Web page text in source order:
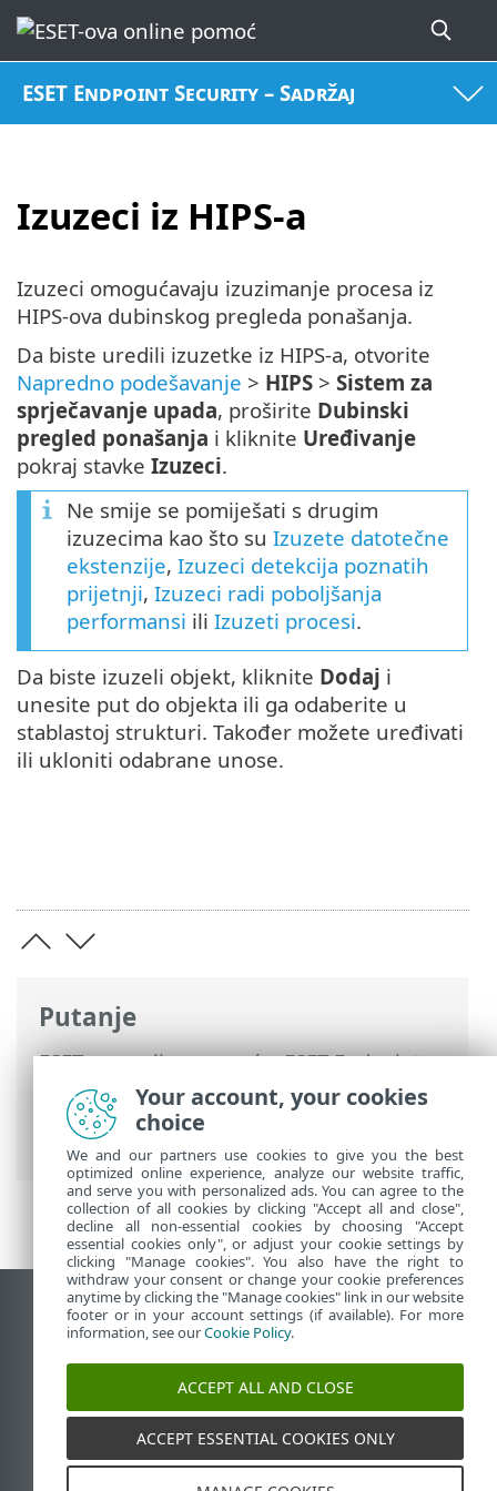
ESET Endpoint Security – Sadržaj
Izuzeci iz HIPS-a
Putanje
ESET-ova online pomoć>ESET Endpoint
Security
>Napredno podešavanje>
Zaštite>
HIPS – sistem za sprečavanje
upada> Izuzeci iz HIPS-a
Izuzeci omogućavaju izuzimanje procesa iz
HIPS-ova dubinskog pregleda ponašanja.
Da biste uredili izuzetke iz HIPS-a, otvorite
Napredno podešavanje > HIPS > Sistem za
sprječavanje upada, proširite Dubinski
pregled ponašanja i kliknite Uređivanje
pokraj stavke Izuzeci.
Ne smije se pomiješati s drugim
izuzecima kao što su Izuzete datotečne
ekstenzije, Izuzeci detekcija poznatih
prijetnji, Izuzeci radi poboljšanja
performansi ili Izuzeti procesi.
Da biste izuzeli objekt, kliknite Dodaj i
unesite put do objekta ili ga odaberite u
stablastoj strukturi. Također možete uređivati
ili ukloniti odabrane unose.
Prikaži stranicu za radnu površinu
End of Life
ESET-ova baza znanja
ESET Status Portal
Regionalna podrška
Your account, your cookies
choice
We and our partners use cookies to give you the best
optimized online experience, analyze our website traffic,
and serve you with personalized ads. You can agree to the
collection of all cookies by clicking "Accept all and close",
decline all non-essential cookies by choosing "Accept
essential cookies only", or adjust your cookie settings by
clicking "Manage cookies". You also have the right to
withdraw your consent or change your cookie preferences
anytime by clicking the "Manage cookies" link in our website
footer or in your account settings (if available). For more
information, see ourCookie Policy.
ACCEPT ALL AND CLOSE
ACCEPT ESSENTIAL COOKIES ONLY